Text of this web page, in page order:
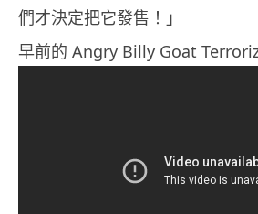
們才決定把它發售！」
早前的 Angry Billy Goat